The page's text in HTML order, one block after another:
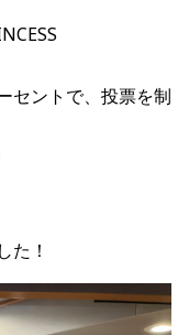
セントで、投票を制
た！